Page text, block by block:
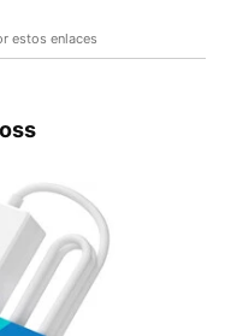
estos enlaces